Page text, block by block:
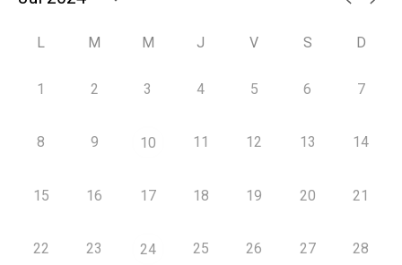
L M M J V S D
1 2 3 4 5 6 7
8 9 10 11 12 13 14
15 16 17 18 19 20 21
22 23 24 25 26 27 28